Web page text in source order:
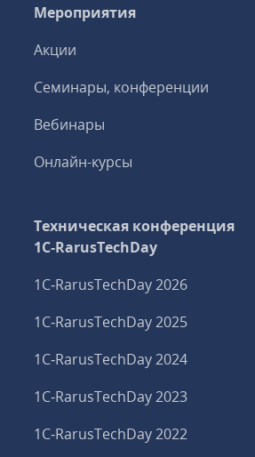
Мероприятия
Акции
Семинары, конференции
Вебинары
Онлайн-курсы
Техническая конференция
1C‑RarusTechDay
1C‑RarusTechDay 2026
1C‑RarusTechDay 2025
1C‑RarusTechDay 2024
1C‑RarusTechDay 2023
1C‑RarusTechDay 2022